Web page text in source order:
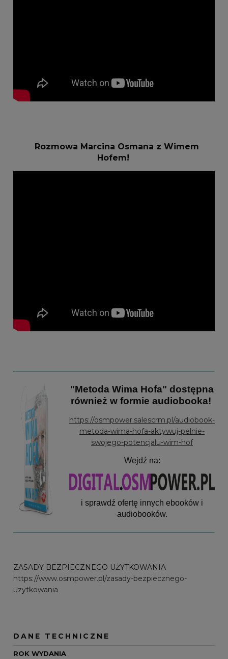
Rozmowa Marcina Osmana z Wimem
Hofem!
"Metoda Wima Hofa" dostępna
również w formie audiobooka!
https://osmpower.salescrm.pl/audiobook-
metoda-wima-hofa-aktywuj-pelnie-
swojego-potencjalu-wim-hof
Wejdź na:
i sprawdź ofertę innych ebooków i
audiobooków.
ZASADY BEZPIECZNEGO UŻYTKOWANIA
https://www.osmpower.pl/zasady-bezpiecznego-
uzytkowania
DANE TECHNICZNE
ROK WYDANIA